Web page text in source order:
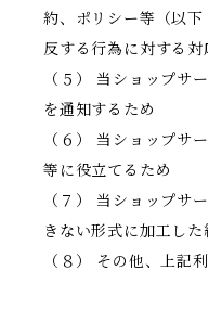
約、ポリシー等（以
反する行為に対する対
（５） 当ショップサ
を通知するため
（６） 当ショップサ
等に役立てるため
（７） 当ショップサ
きない形式に加工し
（８） その他、上記